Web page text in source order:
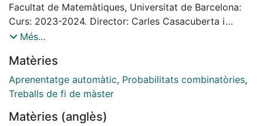
Variational Autoencoders (VAE) that lead to Bernoulli
Variational Autoencoders (BVAE). The study provides a
comprehensive overview of the foundations of
Discrete Bernoulli Diffusion Models (DBDM) and its
training objective. Both, BVAE and DBDM, are the
building blocks of the BLDM. Additionally, a practical
the mathematical formalization and implementation
Facultat de Matemàtiques, Universitat de Barcelona:
Curs: 2023-2024. Director: Carles Casacuberta i
Sergio Escalera Guerrero
Més...
Matèries
Aprenentatge automàtic, Probabilitats combinatòries,
Treballs de fi de màster
Matèries (anglès)